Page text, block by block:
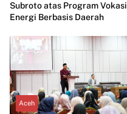
Subroto atas Program Vokasi
Energi Berbasis Daerah
Aceh